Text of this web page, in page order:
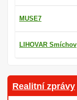
MUSE7
LIHOVAR Smíchov
Realitní zprávy